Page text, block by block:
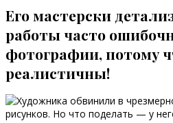
Его мастерски
работы часто
фотографии, потому
реалистичны!